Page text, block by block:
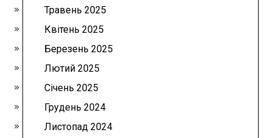
Травень 2025
Квітень 2025
Березень 2025
Лютий 2025
Січень 2025
Грудень 2024
Листопад 2024